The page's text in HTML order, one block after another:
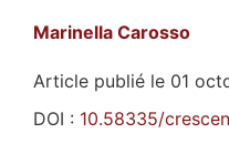
Marinella Carosso
Article publié le 01
DOI : 10.58335/